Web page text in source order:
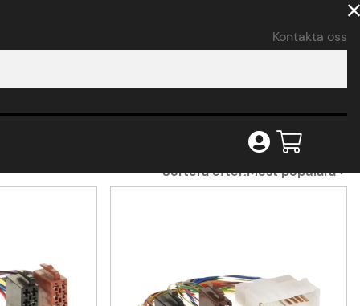
Kontakta oss
Sortera efter:Mest populära